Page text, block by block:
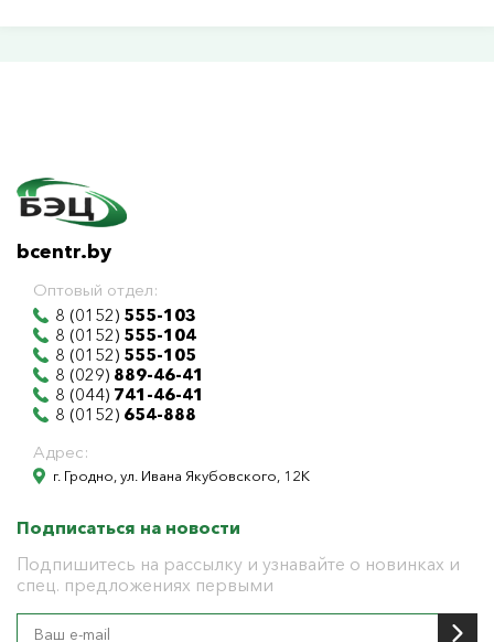
bcentr.by
Оптовый отдел:
8 (0152) 555-103
8 (0152) 555-104
8 (0152) 555-105
8 (029) 889-46-41
8 (044) 741-46-41
8 (0152) 654-888
Адрес:
г. Гродно, ул. Ивана Якубовского, 12К
Подписаться на новости
Подпишитесь на рассылку и узнавайте о новинках и
спец. предложениях первыми